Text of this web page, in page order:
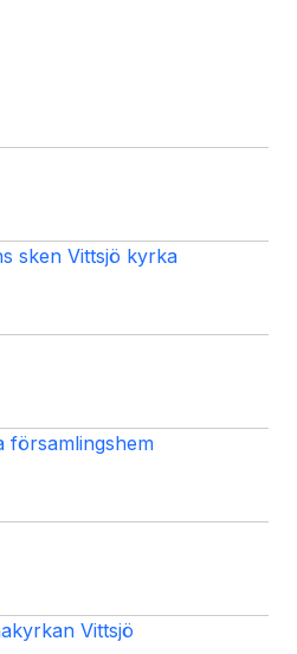
sken Vittsjö kyrka
församlingshem
Vittsjö